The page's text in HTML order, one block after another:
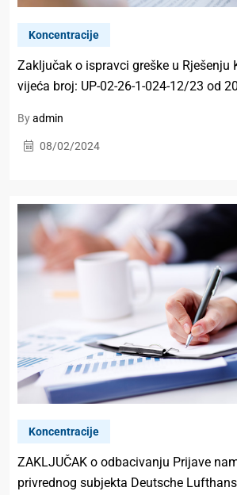
Koncentracije
Zaključak o ispravci greške u Rješenju
vijeća broj: UP-02-26-1-024-12/23 od
Byadmin
08/02/2024
Koncentracije
ZAKLJUČAK o odbacivanju Prijave
privrednog subjekta Deutsche